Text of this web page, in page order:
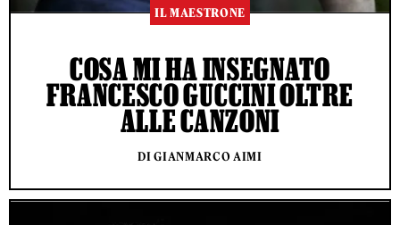
IL MAESTRONE
COSA MI HA INSEGNATO
FRANCESCO GUCCINI OLTRE
ALLE CANZONI
DI GIANMARCO AIMI